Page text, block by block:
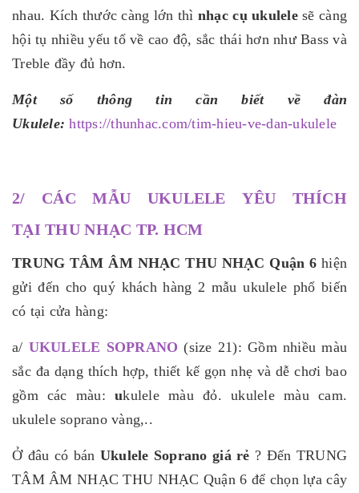
nhau. Kích thước càng lớn thì nhạc cụ ukulelesẽ càng
hội tụ nhiều yếu tố về cao độ, sắc thái hơn như Bass và
Treble đầy đủ hơn.
Một số thông tin cần biết về đàn
Ukulele: https://thunhac.com/tim-hieu-ve-dan-ukulele
2/ CÁC MẪU UKULELE YÊU THÍCH
TẠI THU NHẠC TP. HCM
TRUNG TÂM ÂM NHẠC THU NHẠC Quận 6 hiện
gửi đến cho quý khách hàng 2 mẫu ukulele phổ biến
có tại cửa hàng:
a/ UKULELE SOPRANO (size 21): Gồm nhiều màu
sắc đa dạng thích hợp, thiết kế gọn nhẹ và dễ chơi bao
gồm các màu:ukulele màu đỏ. ukulele màu cam.
ukulele soprano vàng,..
Ở đâu có bán Ukulele Soprano giá rẻ ? Đến TRUNG
TÂM ÂM NHẠC THU NHẠC Quận 6 để chọn lựa cây